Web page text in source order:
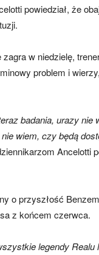
powiedział, że
w niedzielę,
problem i
badania, urazy
wiem, czy będą
Ancelotti
o przyszłość
z końcem czerwca.
legendy